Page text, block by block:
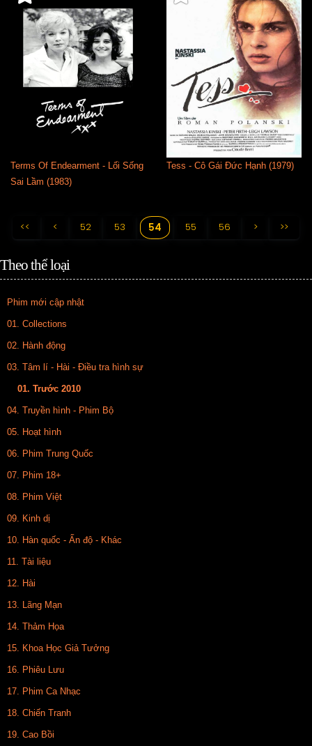
Terms Of Endearment - Lối Sống
Sai Lầm (1983)
Tess - Cô Gái Đức Hạnh (1979)
<< < 52 53 54 55 56 > >>
Theo thể loại
Phim mới cập nhật
01. Collections
02. Hành động
03. Tâm lí - Hài - Điều tra hình sự
01. Trước 2010
04. Truyền hình - Phim Bộ
05. Hoạt hình
06. Phim Trung Quốc
07. Phim 18+
08. Phim Việt
09. Kinh dị
10. Hàn quốc - Ấn độ - Khác
11. Tài liệu
12. Hài
13. Lãng Mạn
14. Thảm Họa
15. Khoa Học Giả Tưởng
16. Phiêu Lưu
17. Phim Ca Nhạc
18. Chiến Tranh
19. Cao Bồi